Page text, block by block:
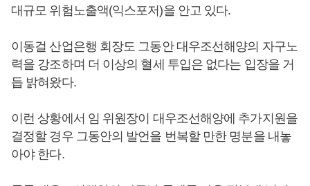
대규모 위험노출액(익스포저)을 안고 있다.
이동걸 산업은행 회장도 그동안 대우조선해양의 자구노
력을 강조하며 더 이상의 혈세 투입은 없다는 입장을 거
듭 밝혀왔다.
이런 상황에서 임 위원장이 대우조선해양에 추가지원을
결정할 경우 그동안의 발언을 번복할 만한 명분을 내놓
아야 한다.